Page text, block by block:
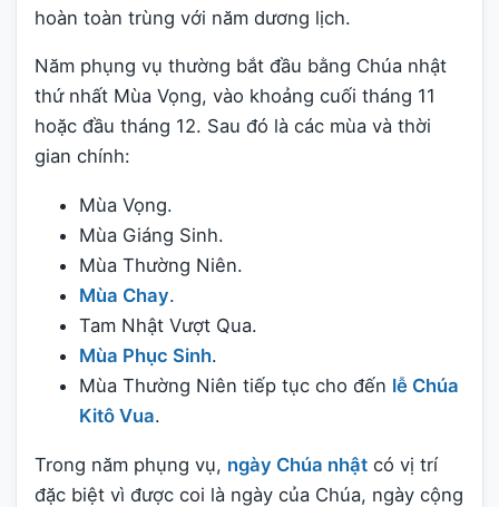
hoàn toàn trùng với năm dương lịch.
Năm phụng vụ thường bắt đầu bằng Chúa nhật
thứ nhất Mùa Vọng, vào khoảng cuối tháng 11
hoặc đầu tháng 12. Sau đó là các mùa và thời
gian chính:
Mùa Vọng.
Mùa Giáng Sinh.
Mùa Thường Niên.
Mùa Chay.
Tam Nhật Vượt Qua.
Mùa Phục Sinh.
Mùa Thường Niên tiếp tục cho đến lễ Chúa
Kitô Vua.
Trong năm phụng vụ, ngày Chúa nhật có vị trí
đặc biệt vì được coi là ngày của Chúa, ngày cộng